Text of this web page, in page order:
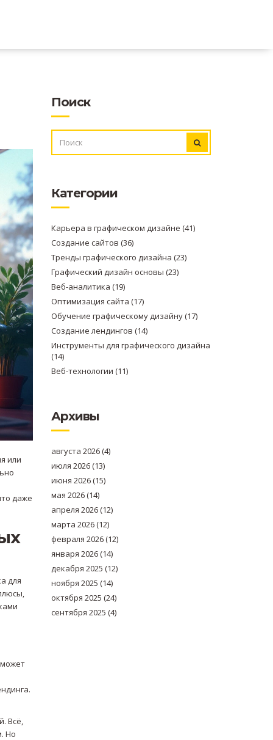
или
даже
для
Всё,
Но
Поиск
Категории
Карьера в графическом дизайне (41)
Создание сайтов (36)
Тренды графического дизайна (23)
Графический дизайн основы (23)
Веб-аналитика (19)
Оптимизация сайта (17)
Обучение графическому дизайну(17)
Создание лендингов (14)
Инструменты для графического дизайна
(14)
Веб-технологии (11)
Архивы
августа 2026(4)
июля 2026(13)
июня 2026(15)
мая 2026(14)
апреля 2026(12)
марта 2026(12)
февраля 2026(12)
января 2026(14)
декабря 2025 (12)
ноября 2025 (14)
октября 2025 (24)
сентября 2025 (4)